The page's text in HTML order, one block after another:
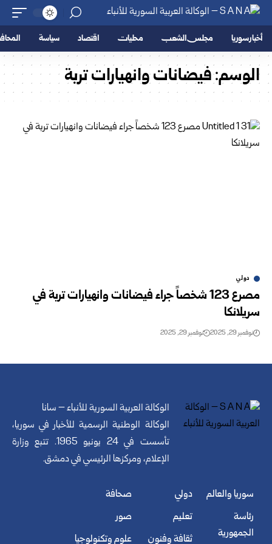
أخبار سوريا مجلس الشعب محليات اقتصاد سياسة
الوسم:فيضانات وانهيارات تربة
دولي
مصرع 123 شخصاً جراء فيضانات وانهيارات تربة في
سريلانكا
نوفمبر 29, 2025 نوفمبر 29, 2025
الوكالة العربية السورية للأنباء – سانا
الوكالة الوطنية الرسمية للأخبار في سوريا،
تأسست في 24 يونيو 1965. تتبع وزارة
الإعلام، ومركزها الرئيسي في دمشق.
سوريا والعالم
رئاسة
الجمهورية
دولي
تعليم
ثقافة وفنون
صحافة
صور
علوم وتكنولوجيا